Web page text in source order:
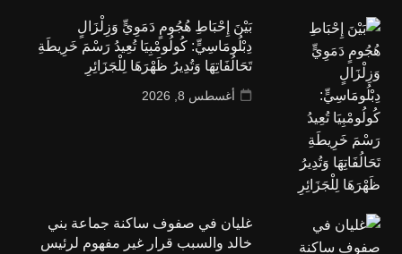
بَيْنَ إِحْبَاطِ هُجُومٍ دَمَوِيٍّ وَزِلْزَالٍ
دِبْلُومَاسِيٍّ: كُولُومْبِيَا تُعِيدُ رَسْمَ خَرِيطَةِ
تَحَالُفَاتِهَا وَتُدِيرُ ظَهْرَهَا لِلْجَزَائِرِ
أغسطس 8, 2026
غليان في صفوف ساكنة جماعة بني
خالد والسبب قرار غير مفهوم لرئيس